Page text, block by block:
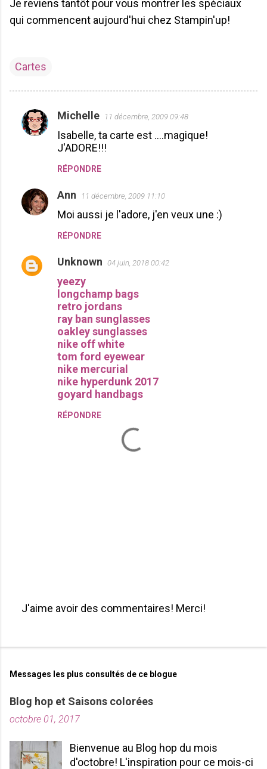
Je reviens tantôt pour vous montrer les spéciaux
qui commencent aujourd'hui chez Stampin'up!
Cartes
C
o
n
r
Michelle 11 décembre, 2009 09:48
Isabelle, ta carte est ....magique!
J'ADORE!!!
RÉPONDRE
Ann 11 décembre, 2009 11:10
Moi aussi je l'adore, j'en veux une :)
RÉPONDRE
Unknown 04 juin, 2018 00:42
yeezy
longchamp bags
retro jordans
ray ban sunglasses
oakley sunglasses
nike off white
tom ford eyewear
nike mercurial
nike hyperdunk 2017
goyard handbags
RÉPONDRE
b
i
r
u
n
o
m
J'aime avoir des commentaires! Merci!
Messages les plus consultés de ce blogue
Blog hop et Saisons colorées
octobre 01, 2017
Bienvenue au Blog hop du mois
d'octobre! L'inspiration pour ce mois-ci